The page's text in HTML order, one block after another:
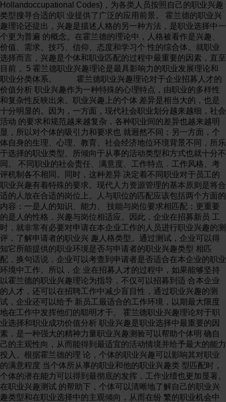
Hollandoccupational Codes)，为各类人员按照自己的职业兴趣
类型搜寻合适的职 业提供了广泛的应用前景。 霍兰德的职业兴
趣理论还提出，兴趣是描述人格的另一种方法，是职业选择中一
个更为普遍 的概念。在霍兰德的理论中，人格被看作是兴趣、
价值、需求、技巧、信仰、态度和学习个 性的综合体。就职业
选择而言，兴趣是个体和职业匹配的过程中最重要的因素，直至
目前， 5 霍兰德职业兴趣理论是最具影响力的职业发展理论和
职业分类体系。 霍兰德职业兴趣理论对于企业招募人才的
价值分析 职业兴趣作为一种特殊的心理特点，由职业的多样性
和复杂性反映出来。职业兴趣上的个体 差异是相当大的，也是
十分明显的。因为，一方面，现代社会职业划分越来越细，社会
活动 的要求和规范越来越复杂，各种职业间的差异也越来越明
显，所以对个体的吸引力和要求也 就迥然不同；另一方面，个
体自身的生理、心理、教育、社会经济地位环境背景不同，所乐
于选择的职业类型、所倾向于从事的活动类型和方式也就十分不
同。 不同职业的社会责任、满意度、工作特点．工作风格、考
评机制各不相同。同时，这种差异 决定着不同职业对于员工的
职业兴趣有着特殊的要求。现代人力资源管理的基本原则是将合
适的人放在合适的岗位上。人与职位的匹配应该包括两个方面的
内容：一是人的知识、能力、 技能与岗位要求相匹配；更重要
的是人的性格．兴趣与岗位相适应。因此．企业在招募新员 工
时，就非常有必要对申请在本企业工作的人员进行职业兴趣的测
评，了解申请者的职业兴 趣人格类型。通过测试，企业可以得
知它所能提供的职业环境是否与申请者的职业兴趣类型 相匹
配，换句话说，企业可以考查到申请者是否适合在本企业的职业
环境中工作。所以，企 业在招募人才的过程中，如果能够坚持
以霍兰德的职业兴趣理论为指导，不仅可以招募到适 合本企业
的人才，还可以在招聘工作中减少盲目性，通过职业兴趣的测
试，企业还可以给予 新员工最适合的工作环境，以期最大限度
地在工作中发挥他们的聪明才干。 霍兰德职业兴趣理论对于职
业选择和职业成功价值分析 职业兴趣是职业选择中最重要的因
素，是一种强大的精神力量职业兴趣测验可以帮助个体明 确自
己的主观性向，从而能得到最适宜的活动情境并给予最大的能力
投入。根据霍兰德的理 论，个体的职业兴趣可以影响其对职业
的满意程度 当个体所从事的职业和他的职业兴趣类 型匹配时，
个体的潜在能力可以得到最彻底的发挥，工作业绩也更加显著。
在职业兴趣测试 的帮助下，个体可以清晰地了解自己的职业兴
趣类型和在职业选择中的主观倾向，从而在纷 繁的职业机会中